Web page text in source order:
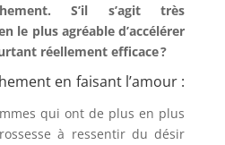
S’il s’agit très
le plus agréable d’accélérer
réellement efficace ?
en faisant l’amour :
qui ont de plus en plus
à ressentir du désir